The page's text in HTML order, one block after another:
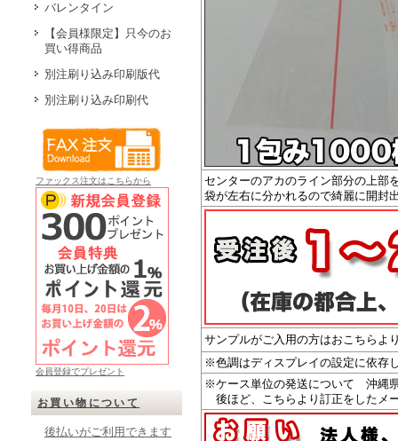
バレンタイン
【会員様限定】只今のお
買い得商品
別注刷り込み印刷版代
別注刷り込み印刷代
ファックス注文はこちらから
会員登録でプレゼント
お買い物について
後払いがご利用できます
センターのアカのライン部分の上部
袋が左右に分かれるので綺麗に開封
サンプルがご入用の方はおこちらよ
※色調はディスプレイの設定に依存
※ケース単位の発送について 沖縄
後ほど、こちらより訂正をしたメ